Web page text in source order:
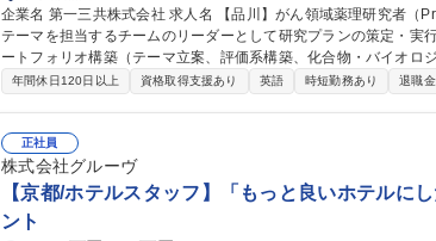
企業名 第一三共株式会社 求人名 【品川】がん領域薬理研究者（Prinicipal Scientist） 仕事の内容 がん領域の創薬
テーマを担当するチームのリーダーとして研究プランの策定・実行を
ートフォリオ構築（テーマ立案、評価系構築、化合物・バイオロ
研究開発パイプラインの創出に貢献していただきます。 DXd
者（Prinicipal Scientist）
年間休日120日以上 資格取得支援あり 英語 時短勤務あり 退職
正社員
株式会社グルーヴ
【京都/ホテルスタッフ】「もっと良いホテルに
ント